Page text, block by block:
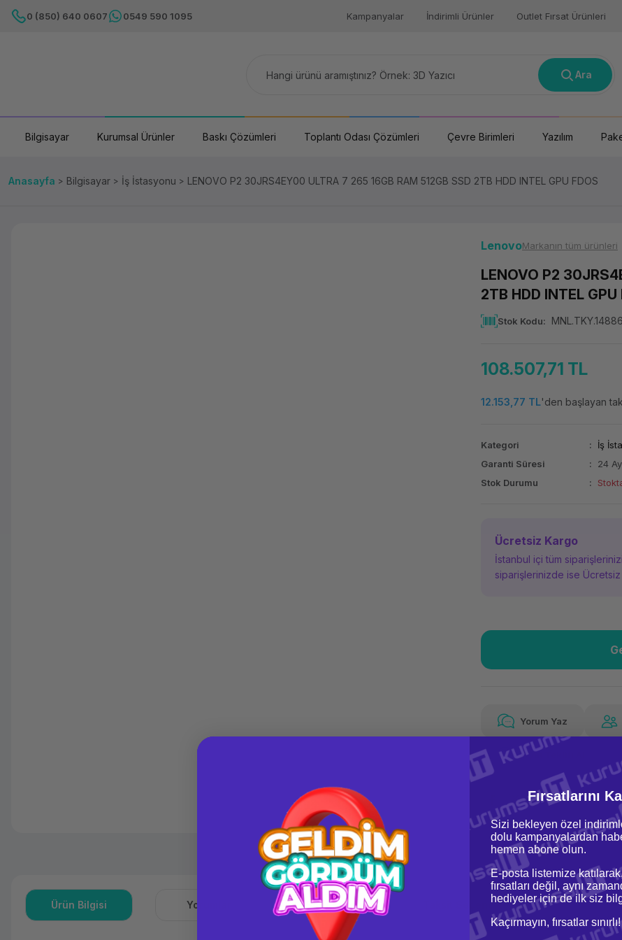
0 (850) 640 0607 0549 590 1095 Kampanyalar İndirimli Ürünler Outlet Fırsat Ürünleri
Ara
Bilgisayar Kurumsal Ürünler Baskı Çözümleri Toplantı Odası Çözümleri Çevre Birimleri Yazılım
Anasayfa Bilgisayar İş İstasyonu LENOVO P2 30JRS4EY00 ULTRA 7 265 16GB RAM 512GB SSD 2TB HDD INTEL GPU FDOS
LenovoMarkanın tüm ürünleri
LENOVO P2
2TB HDD INTEL GPU
Stok Kodu MNL.TKY.14886
108.507,71 TL
12.153,77 TL'den başlayan
Kategori
İş
Garanti Süresi
24 Ay
Stok Durumu
Ücretsiz Kargo
İstanbul içi tüm
siparişlerinizde ise Ücretsiz
Güvenilir Alışveriş
Kolay iade imkanı
Yorum Yaz
Fiyat Teklifi Al
Ürün Bilgisi Yorumlar Soru & Cevap Taksit Seçenekleri
Fırsatlarını
Sizi bekleyen özel
dolu kampanyalardan
hemen abone olun.
E-posta listemize
fırsatları değil, aynı
hediyeler için de ilk siz
Kaçırmayın, fırsatlar sınırlı!